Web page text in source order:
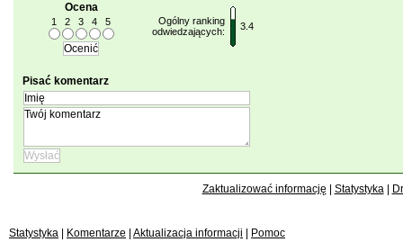
Ocena
1 2 3 4 5
Ogólny ranking
odwiedzających:
3.4
Pisać komentarz
Zaktualizować informację Statystyka|
Statystyka Komentarze Aktualizacja informacji Pomoc